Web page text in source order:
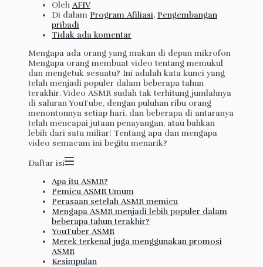
Oleh AFIV
Di dalam Program Afiliasi, Pengembangan
pribadi
Tidak ada komentar
Mengapa ada orang yang makan di depan mikrofon
Mengapa orang membuat video tentang memukul
dan mengetuk sesuatu? Ini adalah kata kunci yang
telah menjadi populer dalam beberapa tahun
terakhir. Video ASMR sudah tak terhitung jumlahnya
di saluran YouTube, dengan puluhan ribu orang
menontonnya setiap hari, dan beberapa di antaranya
telah mencapai jutaan penayangan, atau bahkan
lebih dari satu miliar! Tentang apa dan mengapa
video semacam ini begitu menarik?
Daftar isi
Apa itu ASMR?
Pemicu ASMR Umum
Perasaan setelah ASMR memicu
Mengapa ASMR menjadi lebih populer dalam
beberapa tahun terakhir?
YouTuber ASMR
Merek terkenal juga menggunakan promosi
ASMR
Kesimpulan